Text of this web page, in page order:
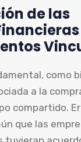
de las
como
a la
compartido.
que las